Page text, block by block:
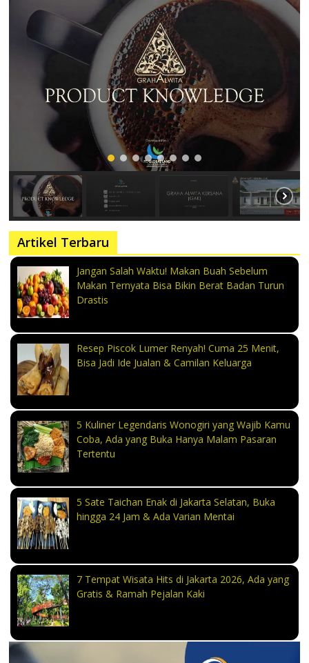
Artikel Terbaru
Jangan Salah Waktu! Makan Buah Sebelum
Makan Ternyata Bisa Bikin Berat Badan Turun
Drastis
Resep Piscok Lumer Renyah! Cuma 25 Menit,
Bisa Jadi Ide Jualan & Camilan Keluarga
5 Kuliner Legendaris Wonogiri yang Wajib Kamu
Coba, Ada yang Buka Hanya Malam Pasaran
Tertentu
5 Sate Taichan Enak di Jakarta Selatan, Buka
hingga 24 Jam & Ada Varian Mentai
7 Tempat Wisata Hits di Jakarta 2026, Ada yang
Gratis & Ramah Pejalan Kaki